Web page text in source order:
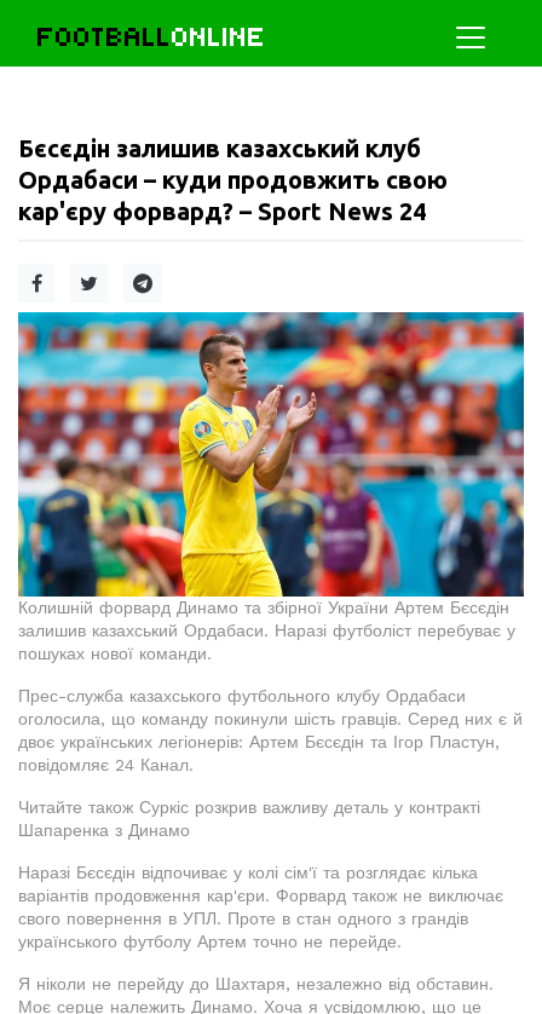
FOOTBALLONLINE
Бєсєдін залишив казахський клуб
Ордабаси – куди продовжить свою
кар'єру форвард? – Sport News 24
Колишній форвард Динамо та збірної України Артем Бєсєдін
залишив казахський Ордабаси. Наразі футболіст перебуває у
пошуках нової команди.
Прес-служба казахського футбольного клубу Ордабаси
оголосила, що команду покинули шість гравців. Серед них є й
двоє українських легіонерів: Артем Бєсєдін та Ігор Пластун,
повідомляє 24 Канал.
Читайте також Суркіс розкрив важливу деталь у контракті
Шапаренка з Динамо
Наразі Бєсєдін відпочиває у колі сім'ї та розглядає кілька
варіантів продовження кар'єри. Форвард також не виключає
свого повернення в УПЛ. Проте в стан одного з грандів
українського футболу Артем точно не перейде.
Я ніколи не перейду до Шахтаря, незалежно від обставин.
Моє серце належить Динамо. Хоча я усвідомлюю, що це